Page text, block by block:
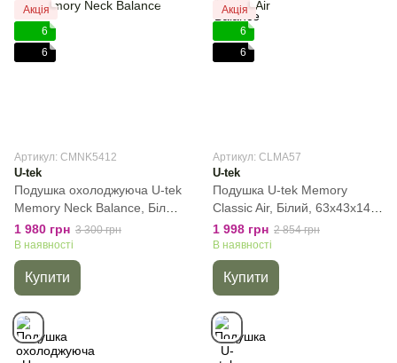
Акція
6
6
Артикул: CMNK5412
U-tek
Подушка охолоджуюча U-tek
Memory Neck Balance, Білий,
50x40x12 см
1 980 грн 3 300 грн
В наявності
Купити
Акція
6
6
Артикул: CLMA57
U-tek
Подушка U-tek Memory
Classic Air, Білий, 63x43x14
см
1 998 грн 2 854 грн
В наявності
Купити